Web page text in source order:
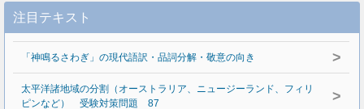
注目テキスト
「神鳴るさわぎ」の現代語訳・品詞分解・敬意の向き >
太平洋諸地域の分割（オーストラリア、ニュージーランド、フィリ
ピンなど） 受験対策問題 87
>